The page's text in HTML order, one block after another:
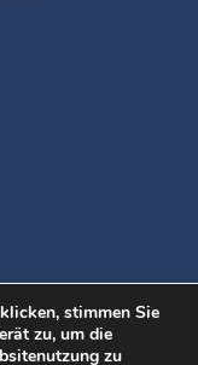
stimmen Sie
zu, um die
zu